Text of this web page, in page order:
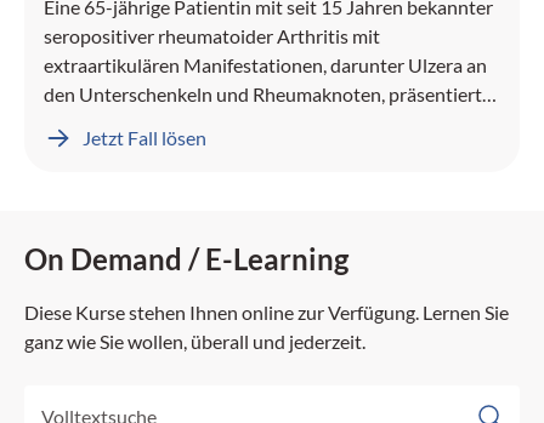
Eine 65-jährige Patientin mit seit 15 Jahren bekannter
seropositiver rheumatoider Arthritis mit
extraartikulären Manifestationen, darunter Ulzera an
den Unterschenkeln und Rheumaknoten, präsentiert
sich mit seit mehreren Monaten rezidivierenden
sinopulmonalen Infekten.
Jetzt Fall lösen
On Demand / E-Learning
Diese Kurse stehen Ihnen online zur Verfügung. Lernen Sie
ganz wie Sie wollen, überall und jederzeit.